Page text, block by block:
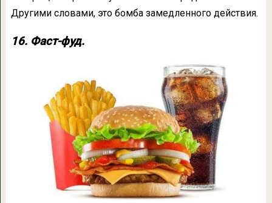
Другими словами, это бомба замедленного действия.
16. Фаст-фуд.